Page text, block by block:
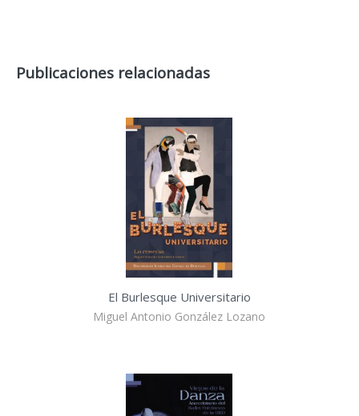
Publicaciones relacionadas
El Burlesque Universitario
Miguel Antonio González Lozano